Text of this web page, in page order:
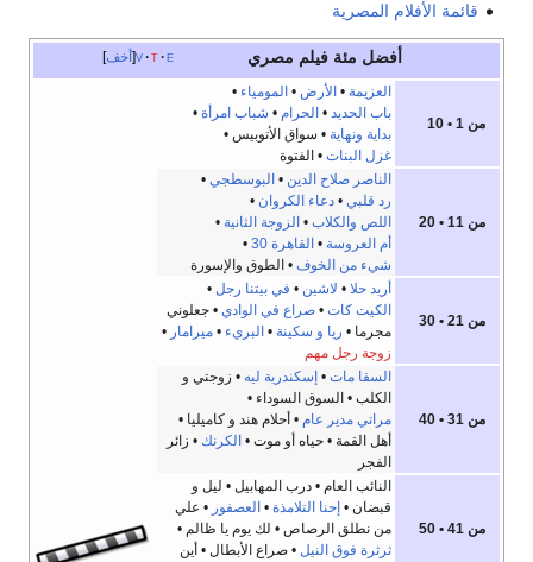
قائمة الأفلام المصرية
أخف v t e أفضل مئة فيلم مصري
من 1 • 10
العزيمة • الأرض • المومياء •
باب الحديد • الحرام • شباب امرأة •
بداية ونهاية • سواق الأتوبيس •
غزل البنات • الفتوة
من 11 • 20
الناصر صلاح الدين • البوسطجي •
رد قلبي •دعاء الكروان •
اللص والكلاب • الزوجة الثانية •
أم العروسة • القاهرة 30
•
شيء من الخوف • الطوق والإسورة
من 21 • 30
أريد حلا • لاشين • في بيتنا رجل •
الكيت كات •صراع في الوادي • جعلوني
مجرما • ريا و سكينة • البريء •ميرامار •
زوجة رجل مهم
من 31 • 40
السقا مات • إسكندرية ليه • زوجتي و
الكلب • السوق السوداء •
مراتي مدير عام • أحلام هند و كاميليا •
أهل القمة • حياه أو موت • الكرنك • زائر
الفجر
من 41 • 50
النائب العام • درب المهابيل • ليل و
قبضان • إحنا التلامذة • العصفور • علي
من نطلق الرصاص • لك يوم يا ظالم •
ثرثرة فوق النيل • صراع الأبطال • أين